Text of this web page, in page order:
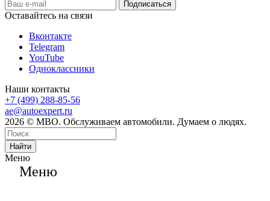
Оставайтесь на связи
Вконтакте
Telegram
YouTube
Одноклассники
Наши контакты
+7 (499) 288-85-56
ae@autoexpert.ru
2026 © МВО. Обслуживаем автомобили. Думаем о людях.
Найти
Меню
Меню